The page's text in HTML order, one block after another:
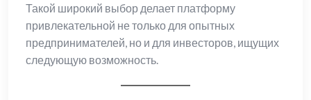
Такой широкий выбор делает платформу
привлекательной не только для опытных
предпринимателей, но и для инвесторов, ищущих
следующую возможность.